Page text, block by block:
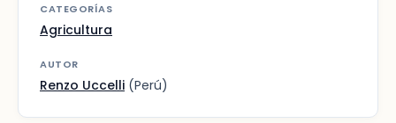
CATEGORÍAS
Agricultura
AUTOR
Renzo Uccelli (Perú)